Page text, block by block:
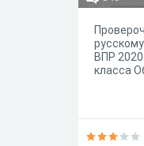
ВПР
класса